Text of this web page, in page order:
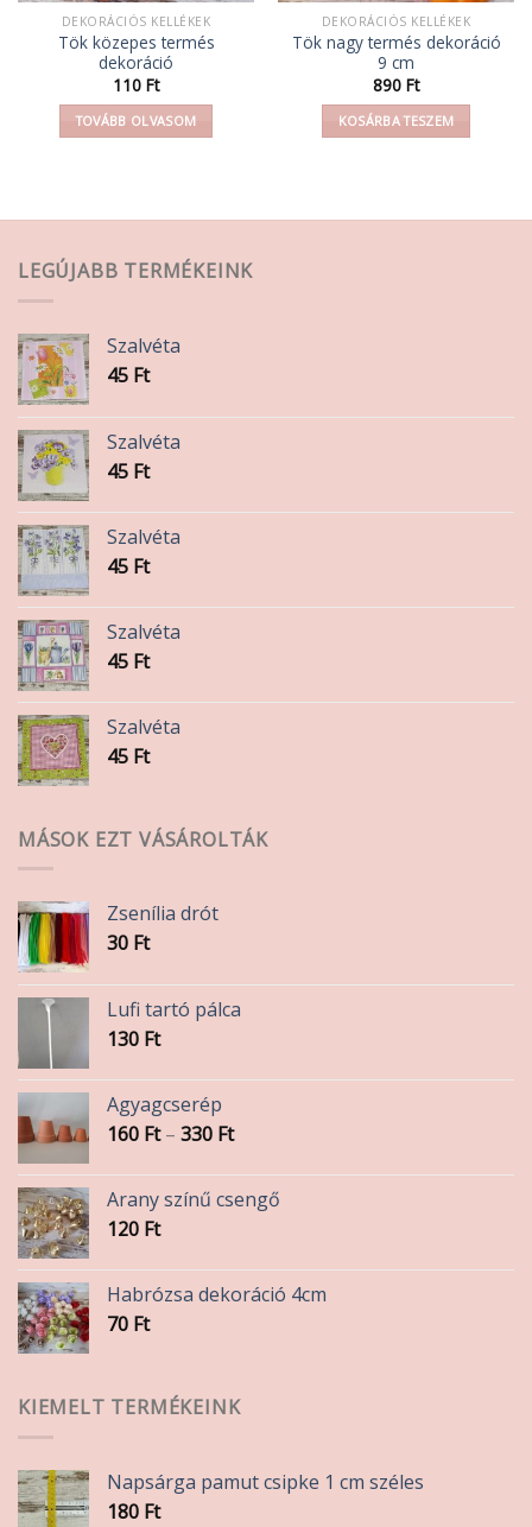
DEKORÁCIÓS KELLÉKEK
Tök közepes termés
dekoráció
110 Ft
TOVÁBB OLVASOM
DEKORÁCIÓS KELLÉKEK
Tök nagy termés dekoráció
9 cm
890 Ft
KOSÁRBA TESZEM
LEGÚJABB TERMÉKEINK
Szalvéta
45 Ft
Szalvéta
45 Ft
Szalvéta
45 Ft
Szalvéta
45 Ft
Szalvéta
45 Ft
MÁSOK EZT VÁSÁROLTÁK
Zsenília drót
30 Ft
Lufi tartó pálca
130 Ft
Agyagcserép
160 Ft – 330 FtÁrtartomány:
-
330 Ft
Arany színű csengő
120 Ft
Habrózsa dekoráció 4cm
70 Ft
KIEMELT TERMÉKEINK
Napsárga pamut csipke 1 cm széles
180 Ft